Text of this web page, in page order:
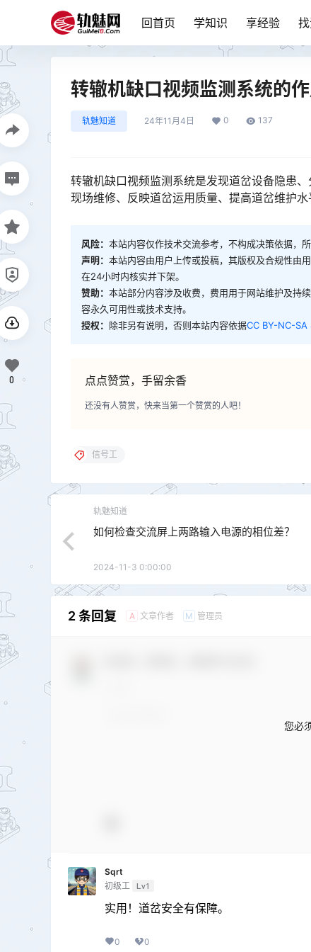
回首页 学知识 享经验
转辙机缺口视频监测系统的作
轨魅知道 24年11月4日 0 137
转辙机缺口视频监测系统是发现道岔设备隐患
现场维修、反映道岔运用质量、提高道岔维护水
风险： 本站内容仅作技术交流参考，不构成决策依据，
声明： 本站内容由用户上传或投稿，其版权及合规性由
在24小时内核实并下架。
赞助： 本站部分内容涉及收费，费用用于网站维护及持
容永久可用性或技术支持。
授权： 除非另有说明，否则本站内容依据CC BY-NC-SA
点点赞赏，手留余香
还没有人赞赏，快来当第一个赞赏的人吧！
0
信号工
轨魅知道
如何检查交流屏上两路输入电源的相位差？
2024-11-3 0:00:00
2 条回复 A 文章作者 M 管理员
您必
Sqrt
初级工 Lv1
实用！道岔安全有保障。
0 0